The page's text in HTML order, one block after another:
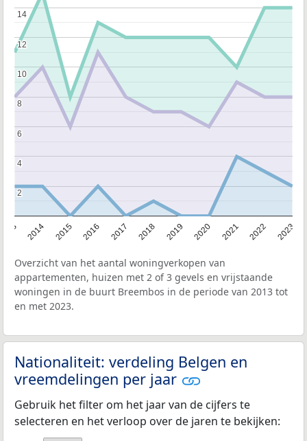
2014 2015 2016 2017 2018 2019 2020 2021 2022 2023
2
2
4
4
6
6
8
8
10
10
12
12
14
14
Overzicht van het aantal woningverkopen van
appartementen, huizen met 2 of 3 gevels en vrijstaande
woningen in de buurt Breembos in de periode van 2013 tot
en met 2023.
Nationaliteit: verdeling Belgen en
vreemdelingen per jaar
Gebruik het filter om het jaar van de cijfers te
selecteren en het verloop over de jaren te bekijken: